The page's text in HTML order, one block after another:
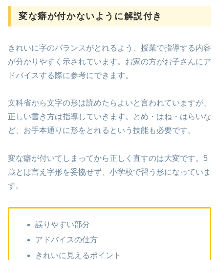
変な癖が付かないように解説付き
きれいに字のバランスがとれるよう、授業で指導する内容
が分かりやすく示されています。お家の方がお子さんにア
ドバイスする際に参考にできます。
文科省から文字の形は読めたらよいと言われていますが、
正しい書き方は指導していきます。とめ・はね・はらいな
ど、お手本通りに形をとれるという技能も必要です。
変な癖が付いてしまってから正しく直すのは大変です。5
歳とは言え字形を妥協せず、小学校で習う形になっていま
す。
誤りやすい部分
アドバイスの仕方
きれいに見えるポイント